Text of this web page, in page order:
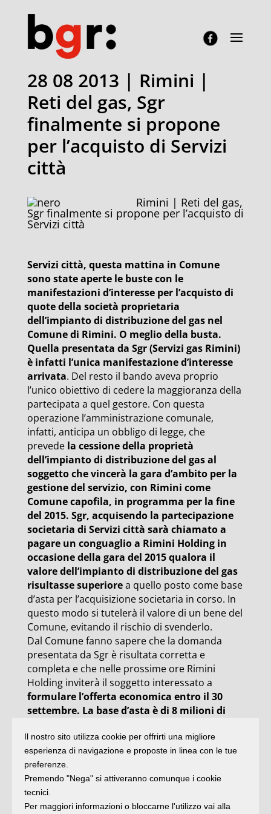
28 08 2013 | Rimini |
Reti del gas, Sgr
finalmente si propone
per l’acquisto di Servizi
città
Rimini | Reti del gas,
Sgr finalmente si propone per l’acquisto di
Servizi città
Servizi città, questa mattina in Comune
sono state aperte le buste con le
manifestazioni d’interesse per l’acquisto di
quote della società proprietaria
dell’impianto di distribuzione del gas nel
Comune di Rimini. O meglio della busta.
Quella presentata da Sgr (Servizi gas Rimini)
è infatti l’unica manifestazione d’interesse
arrivata. Del resto il bando aveva proprio
l’unico obiettivo di cedere la maggioranza della
partecipata a quel gestore. Con questa
operazione l’amministrazione comunale,
infatti, anticipa un obbligo di legge, che
prevede la cessione della proprietà
dell’impianto di distribuzione del gas al
soggetto che vincerà la gara d’ambito per la
gestione del servizio, con Rimini come
Comune capofila, in programma per la fine
del 2015. Sgr, acquisendo la partecipazione
societaria di Servizi città sarà chiamato a
pagare un conguaglio a Rimini Holding in
occasione della gara del 2015 qualora il
valore dell’impianto di distribuzione del gas
risultasse superiorea quello posto come base
d’asta per l’acquisizione societaria in corso. In
questo modo si tutelerà il valore di un bene del
Comune, evitando il rischio di svenderlo.
Dal Comune fanno sapere che la domanda
presentata da Sgr è risultata corretta e
completa e che nelle prossime ore Rimini
Holding inviterà il soggetto interessato a
formulare l’offerta economica entro il 30
settembre. La base d’asta è di 8 milioni di
della balneazione ottimizzato.Una volta
privatizzata, Servizi città continuerà a gestire il
servizio di distribuzione del gas fino a quando
non subentrerà il nuovo gestore e continuerà a
pagare all’amministrazione comunale il canone
di concessione del servizio di distribuzione del
Il nostro sito utilizza cookie per offrirti una migliore
esperienza di navigazione e proposte in linea con le tue
preferenze.
Premendo "Nega" si attiveranno comunque i cookie
tecnici.
Per maggiori informazioni o bloccarne l'utilizzo vai alla